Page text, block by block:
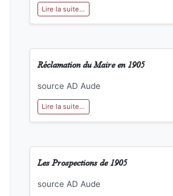
Lire la suite...
Réclamation du Maire en 1905
source AD Aude
Lire la suite...
Les Prospections de 1905
source AD Aude